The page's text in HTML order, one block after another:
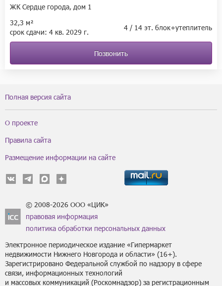
ЖК Сердце города, дом 1
32,3 м²
срок сдачи: 4 кв. 2029 г. 4 / 14 эт. блок+утеплитель
Позвонить
Полная версия сайта
О проекте
Правила сайта
Размещение информации на сайте
© 2008-2026 ООО «ЦИК»
правовая информация
политика обработки персональных данных
Электронное периодическое издание «Гипермаркет
недвижимости Нижнего Новгорода и области» (16+).
Зарегистрировано Федеральной службой по надзору в сфере
связи, информационных технологий
и массовых коммуникаций (Роскомнадзор) за регистрационным